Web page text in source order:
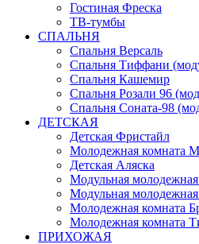
Гостиная Фреска
ТВ-тумбы
СПАЛЬНЯ
Спальня Версаль
Спальня Тиффани
Спальня Кашемир
Спальня Розали 96
Спальня Соната-98
ДЕТСКАЯ
Детская Фристайл
Молодежная комната
Детская Аляска
Модульная
Модульная
Молодежная комната
Молодежная комната
ПРИХОЖАЯ